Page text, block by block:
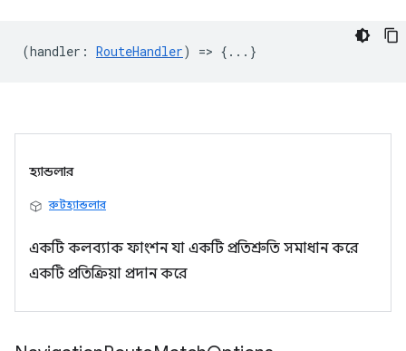
(handler : RouteHandler) => {...}
হ্যান্ডলার
রুটহ্যান্ডলার
একটি কলব্যাক ফাংশন যা একটি প্রতিশ্রুতি সমাধান করে
একটি প্রতিক্রিয়া প্রদান করে